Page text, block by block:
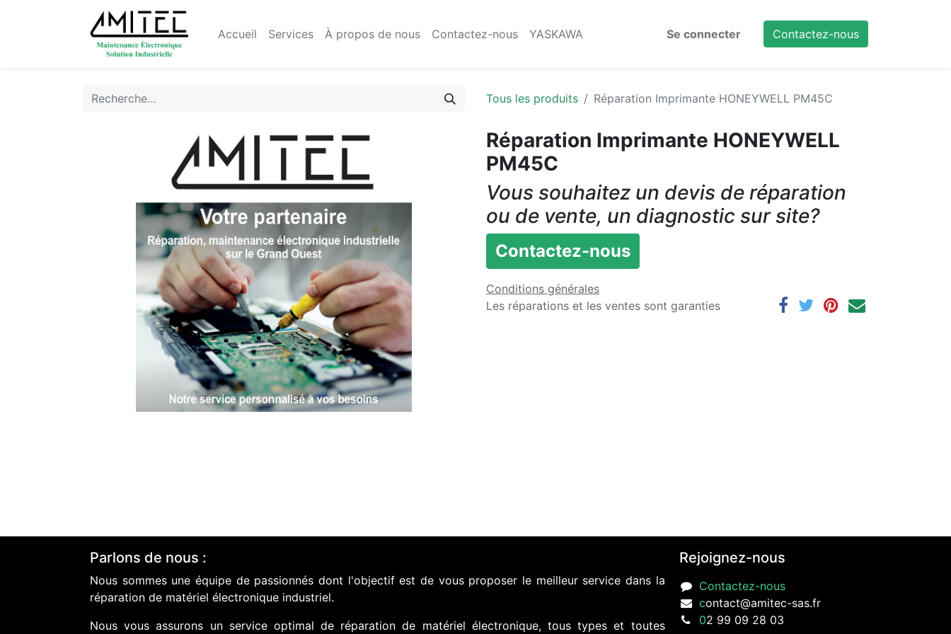
Accueil Services À propos de nous Contactez-nous YASKAWA Se connecter Contactez-nous
Tous les produits Réparation Imprimante HONEYWELL PM45C
Réparation Imprimante HONEYWELL
PM45C
Vous souhaitez un devis de réparation
ou de vente, un diagnostic sur site?
Contactez-nous
Conditions générales
Les réparations et les ventes sont garanties
Parlons de nous :
Nous sommes une équipe de passionnés dont l'objectif est de vous proposer le meilleur service dans la
réparation de matériel électronique industriel.
Nous vous assurons un service optimal de réparation de matériel électronique, tous types et toutes
Rejoignez-nous
Contactez-nous
contact@amitec-sas.fr
02 99 09 28 03